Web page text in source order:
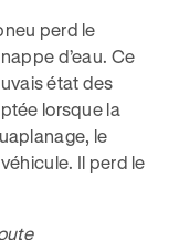
perd le
d’eau. Ce
état des
lorsque la
le
Il perd le